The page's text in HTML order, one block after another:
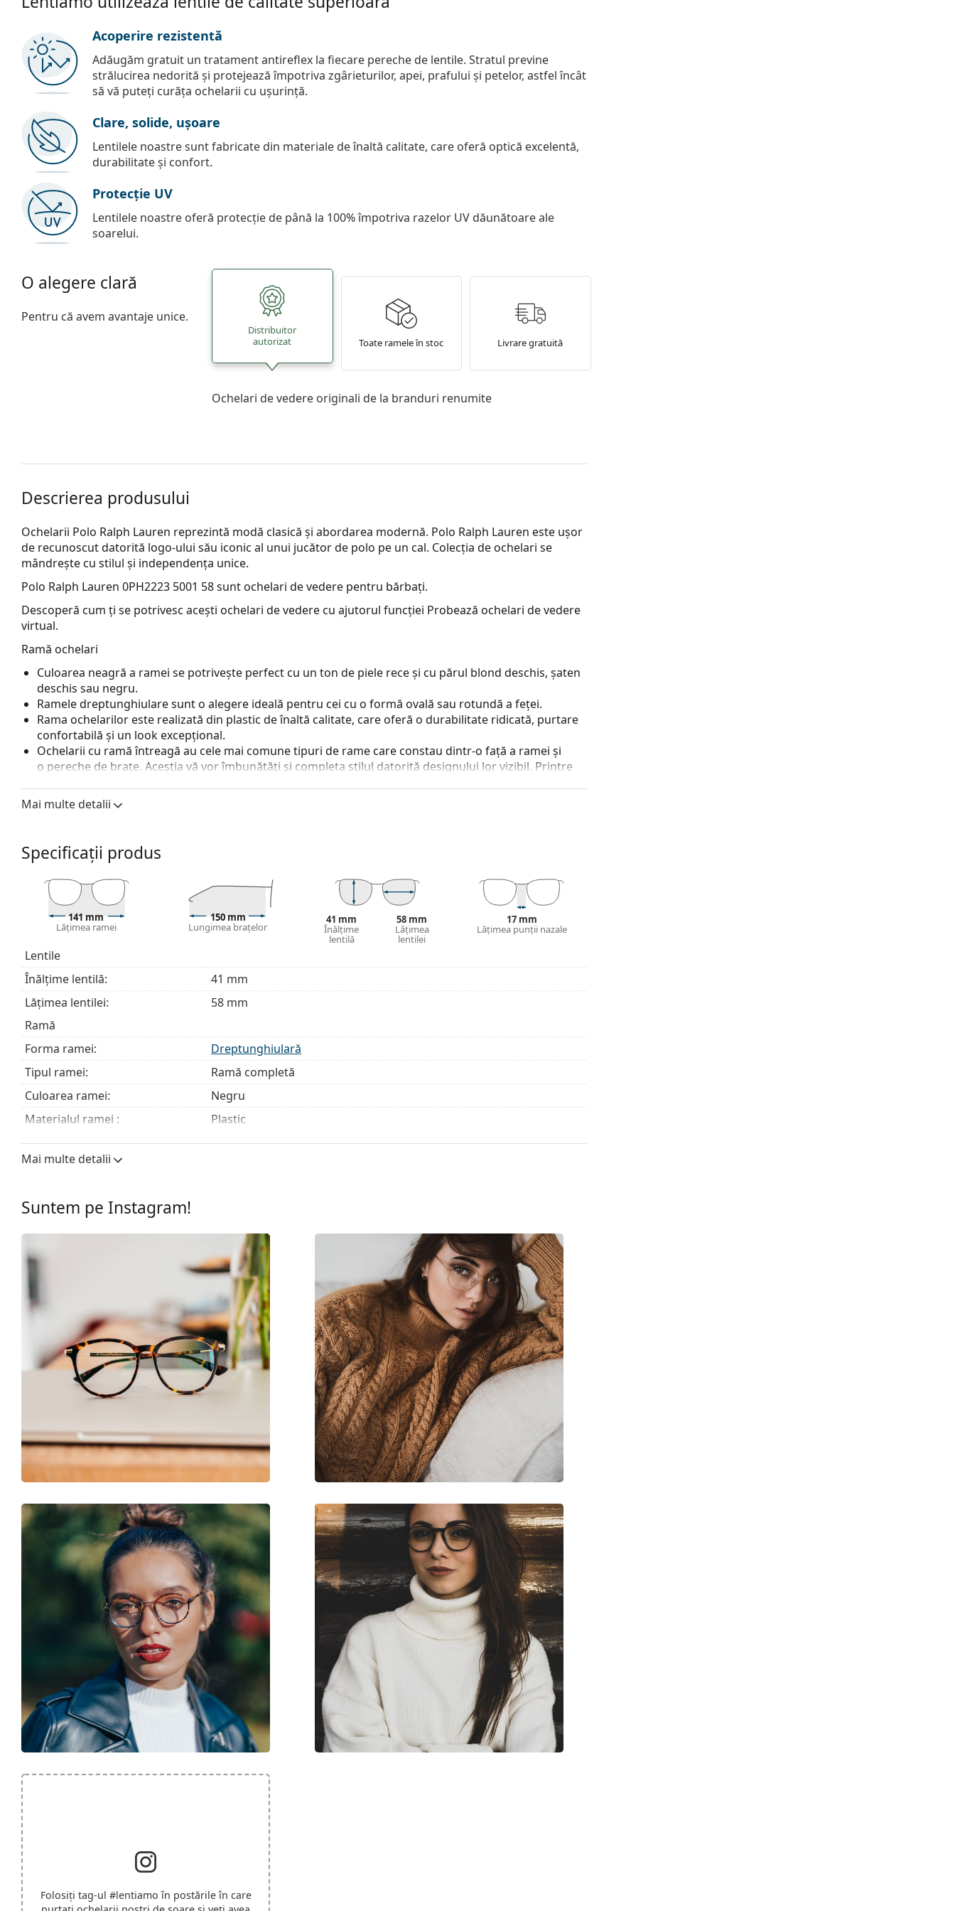
Acoperire rezistentă
Adăugăm gratuit un tratament antireflex la fiecare pereche de lentile. Stratul previne
strălucirea nedorită și protejează împotriva zgârieturilor, apei, prafului și petelor, astfel încât
să vă puteți curăța ochelarii cu ușurință.
Clare, solide, ușoare
Lentilele noastre sunt fabricate din materiale de înaltă calitate, care oferă optică excelentă,
durabilitate și confort.
Protecție UV
Lentilele noastre oferă protecție de până la 100% împotriva razelor UV dăunătoare ale
soarelui.
O alegere clară
Pentru că avem avantaje unice.
Distribuitor
autorizat
Toate ramele în stoc Livrare gratuită
Ochelari de vedere originali de la branduri renumite
Descrierea produsului
Ochelarii Polo Ralph Lauren reprezintă modă clasică și abordarea modernă. Polo Ralph Lauren este ușor
de recunoscut datorită logo-ului său iconic al unui jucător de polo pe un cal. Colecția de ochelari se
mândrește cu stilul și independența unice.
Polo Ralph Lauren 0PH2223 5001 58sunt ochelari de vedere pentru bărbați.
Descoperă cum ți se potrivesc acești ochelari de vedere cu ajutorul funcției Probează ochelari de vedere
virtual.
Ramă ochelari
Culoarea neagră a ramei se potrivește perfect cu un ton de piele rece și cu părul blond deschis, șaten
deschis sau negru.
Ramele dreptunghiulare sunt o alegere ideală pentru cei cu o formă ovală sau rotundă a feței.
Rama ochelarilor este realizată din plastic de înaltă calitate, care oferă o durabilitate ridicată, purtare
confortabilă și un look excepțional.
Ochelarii cu ramă întreagă au cele mai comune tipuri de rame care constau dintr-o față a ramei și
o pereche de brațe. Aceștia vă vor îmbunătăți și completa stilul datorită designului lor vizibil. Printre
principal, protecția lor împotriva deteriorării. Acest tip de rame este potrivit pentru toate lentilele,
inclusiv cele cu putere optică mai mare.
Livrăm ochelarii în husa lor originală. Culoarea husei și designul acesteia pot varia.
Laveta furnizată este ideală pentru curățarea și îngrijirea ochelarilor. Este posibil ca unele modele să
fie livrate cu un săculeț textil în loc de lavetă.
Explorează întreaga gamă de
ochelari de vedere pentru a găsi mai multe modele sau consultăghidul
nostru de ochelari
dacă ai nevoie de ajutor pentru a alege.
Acesta este un dispozitiv medical. Citiți instrucțiunile înainte de utilizare.
Mai multe detalii
Specificații produs
141 mm
Lățimea ramei
150 mm
Lungimea brațelor
41 mm
Înălțime
lentilă
58 mm
Lățimea
lentilei
17 mm
Lățimea punții nazale
Lentile
Înălțime lentilă:
41 mm
Lățimea lentilei:
58 mm
Ramă
Forma ramei:
Dreptunghiulară
Tipul ramei:
Ramă completă
Culoarea ramei:
Negru
Materialul ramei :
Plastic
Mărime:
L
Lățimea ramei:
Lățimea punții nazale:
Greutate:
215 g
Pernițe reglabile pentru nas:
Nu
Clip-on:
Nu
Accesorii
Suport:
Da
Lavetă pentru curățat:
Da
Categorie:
Ochelari de vedere
Brand:
Polo Ralph Lauren
Mai multe detalii
Suntem pe Instagram!
Folosiți tag-ul #lentiamo în postările în care